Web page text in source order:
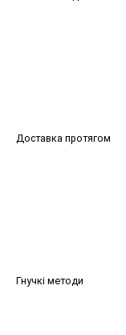
Доставка протягом
Гнучкі методи